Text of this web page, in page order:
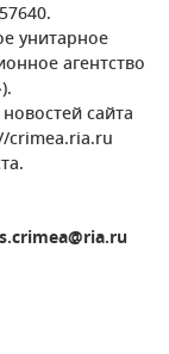
унитарное
агентство
сайта
crimea.ria.ru